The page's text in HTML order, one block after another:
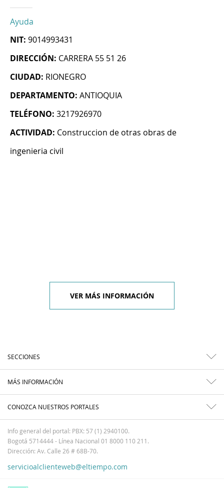
Ayuda
NIT: 9014993431
DIRECCIÓN: CARRERA 55 51 26
CIUDAD: RIONEGRO
DEPARTAMENTO: ANTIOQUIA
TELÉFONO: 3217926970
ACTIVIDAD: Construccion de otras obras de
ingenieria civil
VER MÁS INFORMACIÓN
SECCIONES
MÁS INFORMACIÓN
CONOZCA NUESTROS PORTALES
Info general del portal: PBX: 57 (1) 2940100.
Bogotá 5714444 - Línea Nacional 01 8000 110 211.
Dirección: Av. Calle 26 # 68B-70.
servicioalclienteweb@eltiempo.com